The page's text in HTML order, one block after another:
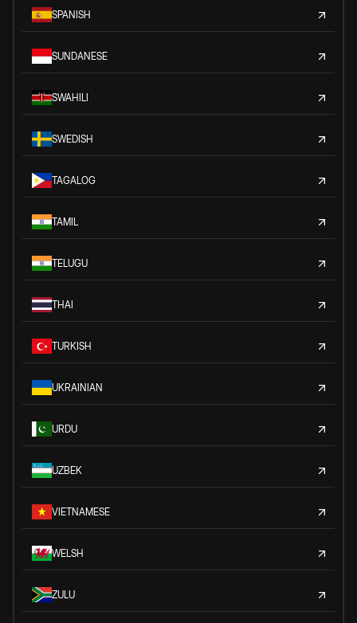
SPANISH
SUNDANESE
SWAHILI
SWEDISH
TAGALOG
TAMIL
TELUGU
THAI
TURKISH
UKRAINIAN
URDU
UZBEK
VIETNAMESE
WELSH
ZULU